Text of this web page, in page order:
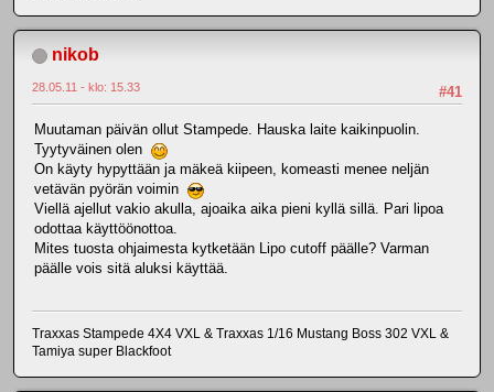
nikob
#41
28.05.11 - klo: 15.33
Muutaman päivän ollut Stampede. Hauska laite kaikinpuolin.
Tyytyväinen olen
On käyty hypyttään ja mäkeä kiipeen, komeasti menee neljän
vetävän pyörän voimin
Viellä ajellut vakio akulla, ajoaika aika pieni kyllä sillä. Pari lipoa
odottaa käyttöönottoa.
Mites tuosta ohjaimesta kytketään Lipo cutoff päälle? Varman
päälle vois sitä aluksi käyttää.
Traxxas Stampede 4X4 VXL & Traxxas 1/16 Mustang Boss 302 VXL &
Tamiya super Blackfoot